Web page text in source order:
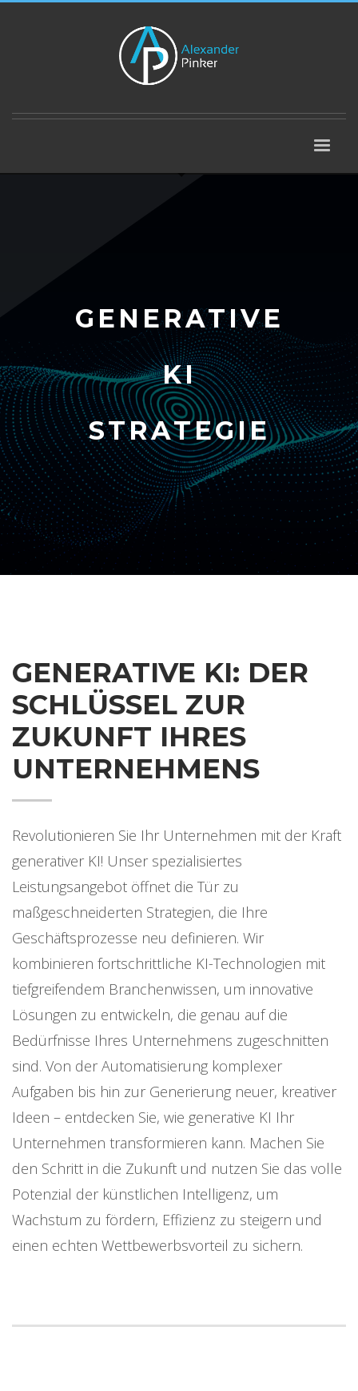
GENERATIVE
KI
STRATEGIE
GENERATIVE KI: DER
SCHLÜSSEL ZUR
ZUKUNFT IHRES
UNTERNEHMENS
Revolutionieren Sie Ihr Unternehmen mit der Kraft
generativer KI! Unser spezialisiertes
Leistungsangebot öffnet die Tür zu
maßgeschneiderten Strategien, die Ihre
Geschäftsprozesse neu definieren. Wir
kombinieren fortschrittliche KI-Technologien mit
tiefgreifendem Branchenwissen, um innovative
Lösungen zu entwickeln, die genau auf die
Bedürfnisse Ihres Unternehmens zugeschnitten
sind. Von der Automatisierung komplexer
Aufgaben bis hin zur Generierung neuer, kreativer
Ideen – entdecken Sie, wie generative KI Ihr
Unternehmen transformieren kann. Machen Sie
den Schritt in die Zukunft und nutzen Sie das volle
Potenzial der künstlichen Intelligenz, um
Wachstum zu fördern, Effizienz zu steigern und
einen echten Wettbewerbsvorteil zu sichern.